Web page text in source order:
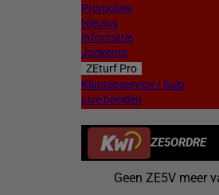
Promoties
Nieuws
Informatie
Jackpots
ZEturf Pro
Klantenservice / hulp
Live beelden
ZE5ORDRE
Geen ZE5V meer